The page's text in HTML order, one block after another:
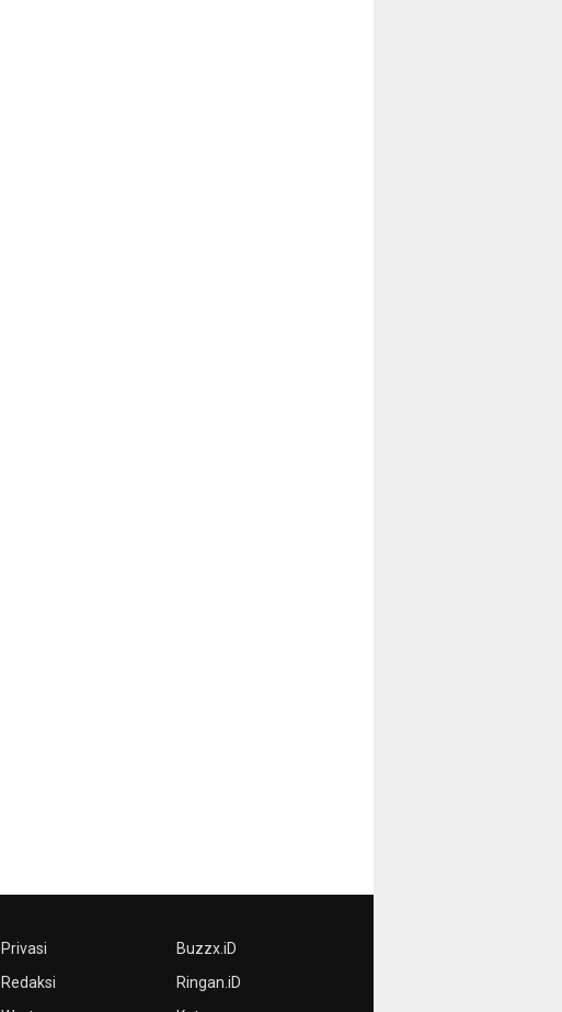
Privasi
Redaksi
Buzzx.iD
Ringan.iD